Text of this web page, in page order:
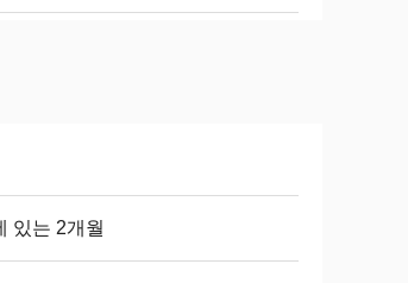
있는 2개월